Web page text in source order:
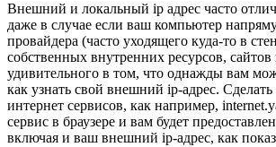
Внешний и локальный ip адрес часто
даже в случае если ваш компьютер
провайдера (часто уходящего куда-то в
собственных внутренних ресурсов,
удивительного в том, что однажды вам
как узнать свой внешний ip-адрес.
интернет сервисов, как например,
сервис в браузере и вам будет
включая и ваш внешний ip-адрес, как